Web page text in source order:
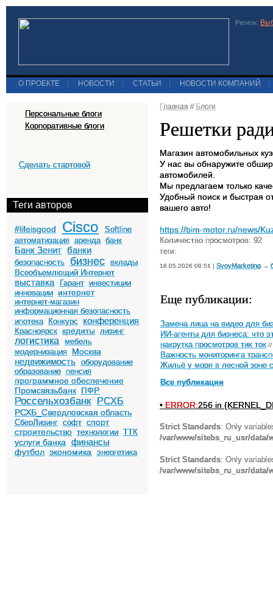
Регион:
О ПРОЕКТЕ НОВОСТИ СТАТЬИ НОВОСТИ КОМПАНИЙ
Персональные блоги
Корпоративные блоги
Сделать стартовой
Теги авторов
#lifeisgood Cisco
Softline
автоматизация аренда банк
Банк Зенит банки
безопасность бизнес
вклады
Всеобъемлющий Интернет
выставка Гарант инвестиции
инновации
интернет
интернет-магазин
информационная безопасность
ипотека
Конкурс конференция
Красноярск кредиты лизинг
логистика
мебель
модернизация
Москва
недвижимость оборудование
образование пенсия
программное обеспечение
Промсвязьбанк ПФР
Россельхозбанк РСХБ
РСХБ_Свердловская область
СберЛизинг софт спорт
строительство технологии ТТК
услуги банка финансы
футбол экономика энергетика
Главная // Блоги
Решетки
Магазин автомобильных
У нас вы обнаружите
автомобилей.
Мы предлагаем только
Удобный поиск и быстрая
вашего авто!
https://bim-motor.ru/news/
Количество просмотров: 92
теги:
18.05.2026 09:51 | SvoyMarketing →
Еще публикации:
Замена лица на видео для
ИИ-агенты для бизнеса: что
накрутка просмотров тик ток //
Важность мониторинга
Жильё у моря в лесной зоне
Все публикации
• ERROR:256 in
Strict Standards: Only
/var/www/sitebs_ru_usr/
Strict Standards: Only
/var/www/sitebs_ru_usr/